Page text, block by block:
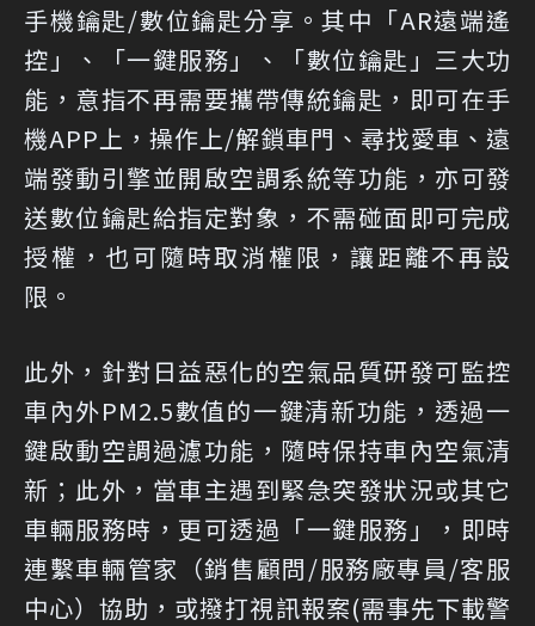
手機鑰匙/數位鑰匙分享。其中「AR遠端遙
控」、「一鍵服務」、「數位鑰匙」三大功
能，意指不再需要攜帶傳統鑰匙，即可在手
機APP上，操作上/解鎖車門、尋找愛車、遠
端發動引擎並開啟空調系統等功能，亦可發
送數位鑰匙給指定對象，不需碰面即可完成
授權，也可隨時取消權限，讓距離不再設
限。
此外，針對日益惡化的空氣品質研發可監控
車內外PM2.5數值的一鍵清新功能，透過一
鍵啟動空調過濾功能，隨時保持車內空氣清
新；此外，當車主遇到緊急突發狀況或其它
車輛服務時，更可透過「一鍵服務」，即時
連繫車輛管家（銷售顧問/服務廠專員/客服
中心）協助，或撥打視訊報案(需事先下載警